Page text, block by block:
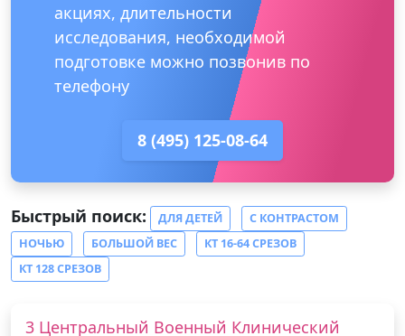
акциях, длительности
исследования, необходимой
подготовке можно позвонив по
телефону
8 (495) 125-08-64
Быстрый поиск: ДЛЯ ДЕТЕЙ
С КОНТРАСТОМ
НОЧЬЮ
БОЛЬШОЙ ВЕС
КТ 16-64 СРЕЗОВ
КТ 128 СРЕЗОВ
3 Центральный Военный Клинический